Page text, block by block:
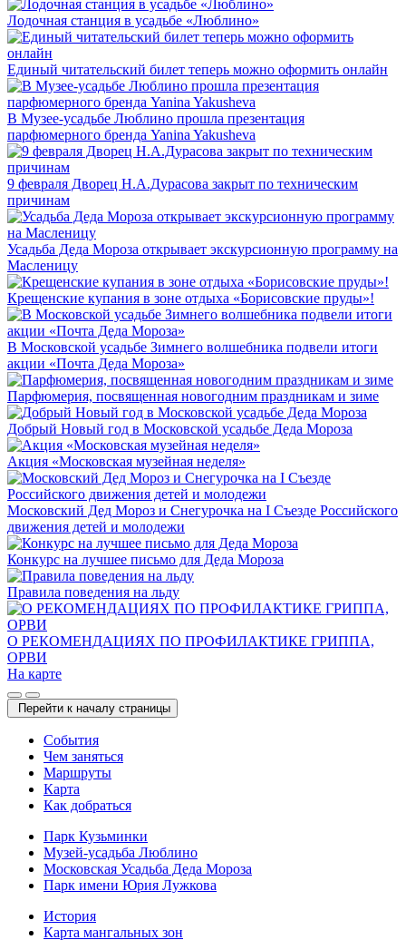
Лодочная станция в усадьбе «Люблино»
Единый читательский билет теперь можно оформить онлайн
В Музее-усадьбе Люблино прошла презентация
парфюмерного бренда Yanina Yakusheva
9 февраля Дворец Н.А.Дурасова закрыт по техническим
причинам
Усадьба Деда Мороза открывает экскурсионную программу на
Масленицу
Крещенские купания в зоне отдыха «Борисовские пруды»!
В Московской усадьбе Зимнего волшебника подвели итоги
акции «Почта Деда Мороза»
Парфюмерия, посвященная новогодним праздникам и зиме
Добрый Новый год в Московской усадьбе Деда Мороза
Акция «Московская музейная неделя»
Московский Дед Мороз и Снегурочка на I Съезде Российского
движения детей и молодежи
Конкурс на лучшее письмо для Деда Мороза
Правила поведения на льду
О РЕКОМЕНДАЦИЯХ ПО ПРОФИЛАКТИКЕ ГРИППА,
ОРВИ
На карте
Перейти к началу страницы
Cобытия
Чем заняться
Маршруты
Карта
Как добраться
Парк Кузьминки
Музей-усадьба Люблино
Московская Усадьба Деда Мороза
Парк имени Юрия Лужкова
История
Карта мангальных зон